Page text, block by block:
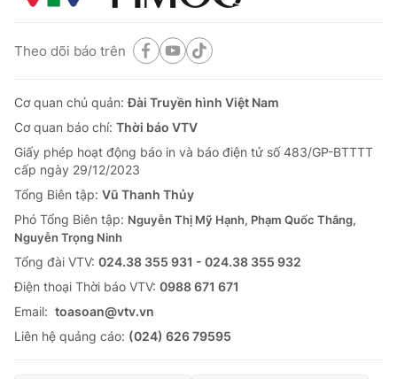
Theo dõi báo trên
Cơ quan chủ quản:Đài Truyền hình Việt Nam
Cơ quan báo chí: Thời báo VTV
Giấy phép hoạt động báo in và báo điện tử số 483/GP-BTTTT
cấp ngày 29/12/2023
Tổng Biên tập: Vũ Thanh Thủy
Phó Tổng Biên tập: Nguyễn Thị Mỹ Hạnh, Phạm Quốc Thắng,
Nguyễn Trọng Ninh
Tổng đài VTV: 024.38 355 931 - 024.38 355 932
Ðiện thoại Thời báo VTV: 0988 671 671
Email: toasoan@vtv.vn
Liên hệ quảng cáo: (024) 626 79595